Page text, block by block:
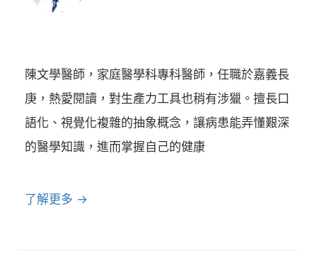
陳文學醫師，家庭醫學科專科醫師，任職於嘉義長
庚，熱愛閱讀，對生產力工具也稍有涉獵。擅長口
語化、視覺化複雜的抽象概念，讓病患能弄懂艱深
的醫學知識，進而掌握自己的健康
了解更多 →